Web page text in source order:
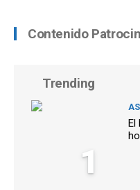
Contenido
Trending
1
El